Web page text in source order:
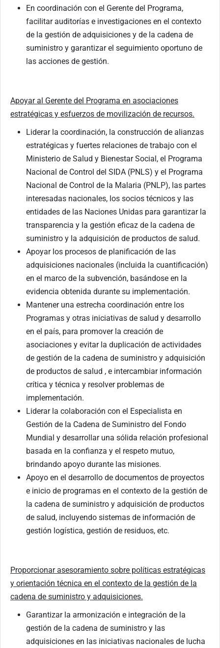
En coordinación con el Gerente del Programa,
facilitar auditorías e investigaciones en el contexto
de la gestión de adquisiciones y de la cadena de
suministro y garantizar el seguimiento oportuno de
las acciones de gestión.
Apoyar al Gerente del Programa en asociaciones
estratégicas y esfuerzos de movilización de recursos.
Liderar la coordinación, la construcción de alianzas
estratégicas y fuertes relaciones de trabajo con el
Ministerio de Salud y Bienestar Social, el Programa
Nacional de Control del SIDA (PNLS) y el Programa
Nacional de Control de la Malaria (PNLP), las partes
interesadas nacionales, los socios técnicos y las
entidades de las Naciones Unidas para garantizar la
transparencia y la gestión eficaz de la cadena de
suministro y la adquisición de productos de salud.
Apoyar los procesos de planificación de las
adquisiciones nacionales (incluida la cuantificación)
en el marco de la subvención, basándose en la
evidencia obtenida durante su implementación.
Mantener una estrecha coordinación entre los
Programas y otras iniciativas de salud y desarrollo
en el país, para promover la creación de
asociaciones y evitar la duplicación de actividades
de gestión de la cadena de suministro y adquisición
de productos de salud , e intercambiar información
crítica y técnica y resolver problemas de
implementación.
Liderar la colaboración con el Especialista en
Gestión de la Cadena de Suministro del Fondo
Mundial y desarrollar una sólida relación profesional
basada en la confianza y el respeto mutuo,
brindando apoyo durante las misiones.
Apoyo en el desarrollo de documentos de proyectos
e inicio de programas en el contexto de la gestión de
la cadena de suministro y adquisición de productos
de salud, incluyendo sistemas de información de
gestión logística, gestión de residuos, etc.
Proporcionar asesoramiento sobre políticas estratégicas
y orientación técnica en el contexto de la gestión de la
cadena de suministro y adquisiciones.
Garantizar la armonización e integración de la
gestión de la cadena de suministro y las
adquisiciones en las iniciativas nacionales de lucha